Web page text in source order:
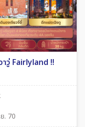
าวู่ Fairlyland !!
. 70